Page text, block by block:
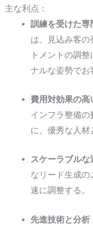
主な利点：
訓練を受けた専
は、見込み客
トメントの調
ナルな姿勢でお
費用対効果の高
インフラ整備の
に、優秀な人材
スケーラブルな
なリード生成
速に調整する。
先進技術と分析